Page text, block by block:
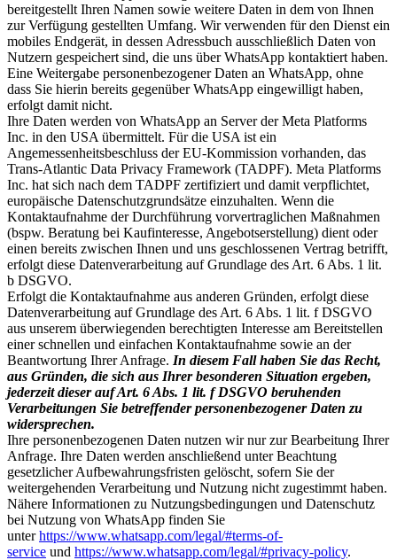
bereitgestellt Ihren Namen sowie weitere Daten in dem von Ihnen
zur Verfügung gestellten Umfang. Wir verwenden für den Dienst ein
mobiles Endgerät, in dessen Adressbuch ausschließlich Daten von
Nutzern gespeichert sind, die uns über WhatsApp kontaktiert haben.
Eine Weitergabe personenbezogener Daten an WhatsApp, ohne
dass Sie hierin bereits gegenüber WhatsApp eingewilligt haben,
erfolgt damit nicht.
Ihre Daten werden von WhatsApp an Server der Meta Platforms
Inc. in den USA übermittelt. Für die USA ist ein
Angemessenheitsbeschluss der EU-Kommission vorhanden, das
Trans-Atlantic Data Privacy Framework (TADPF). Meta Platforms
Inc. hat sich nach dem TADPF zertifiziert und damit verpflichtet,
europäische Datenschutzgrundsätze einzuhalten. Wenn die
Kontaktaufnahme der Durchführung vorvertraglichen Maßnahmen
(bspw. Beratung bei Kaufinteresse, Angebotserstellung) dient oder
einen bereits zwischen Ihnen und uns geschlossenen Vertrag betrifft,
erfolgt diese Datenverarbeitung auf Grundlage des Art. 6 Abs. 1 lit.
b DSGVO.
Erfolgt die Kontaktaufnahme aus anderen Gründen, erfolgt diese
Datenverarbeitung auf Grundlage des Art. 6 Abs. 1 lit. f DSGVO
aus unserem überwiegenden berechtigten Interesse am Bereitstellen
einer schnellen und einfachen Kontaktaufnahme sowie an der
Beantwortung Ihrer Anfrage. In diesem Fall haben Sie das Recht,
aus Gründen, die sich aus Ihrer besonderen Situation ergeben,
jederzeit dieser auf Art. 6 Abs. 1 lit. f DSGVO beruhenden
Verarbeitungen Sie betreffender personenbezogener Daten zu
widersprechen.
Ihre personenbezogenen Daten nutzen wir nur zur Bearbeitung Ihrer
Anfrage. Ihre Daten werden anschließend unter Beachtung
gesetzlicher Aufbewahrungsfristen gelöscht, sofern Sie der
weitergehenden Verarbeitung und Nutzung nicht zugestimmt haben.
Nähere Informationen zu Nutzungsbedingungen und Datenschutz
bei Nutzung von WhatsApp finden Sie
unterhttps://www.whatsapp.com/legal/#terms-of-
service und https://www.whatsapp.com/legal/#privacy-policy.